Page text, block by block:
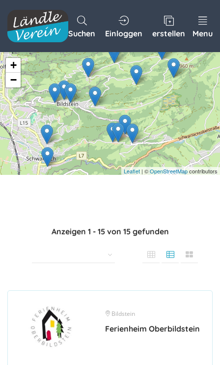
Suchen Einloggen erstellen Menu
Anzeigen 1 - 15von 15gefunden
Bildstein
Ferienheim Oberbildstein
+
−
Leaflet | ©OpenStreetMapcontributors